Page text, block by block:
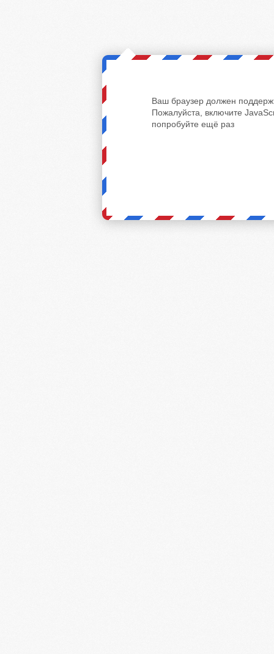
Ваш браузер должен
Пожалуйста, включите
попробуйте ещё раз